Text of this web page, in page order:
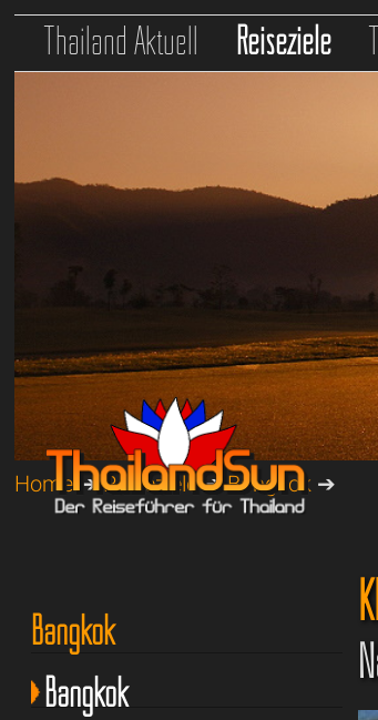
Thailand Aktuell Reiseziele
Home➔Reiseziele➔Bangkok ➔
Bangkok
Bangkok